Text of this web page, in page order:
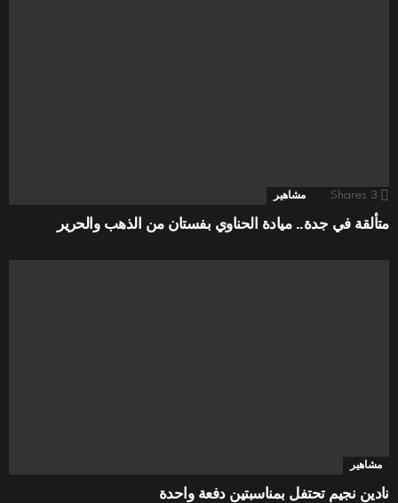
3
Shares مشاهير
متألقة في جدة.. ميادة الحناوي بفستان من الذهب والحرير
مشاهير
نادين نجيم تحتفل بمناسبتين دفعة واحدة